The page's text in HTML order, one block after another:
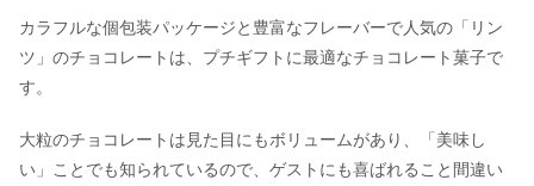
カラフルな個包装パッケージと豊富なフレーバーで人気の「リン
ツ」のチョコレートは、プチギフトに最適なチョコレート菓子で
す。
大粒のチョコレートは見た目にもボリュームがあり、「美味し
い」ことでも知られているので、ゲストにも喜ばれること間違い